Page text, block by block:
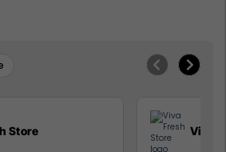
Store Viva